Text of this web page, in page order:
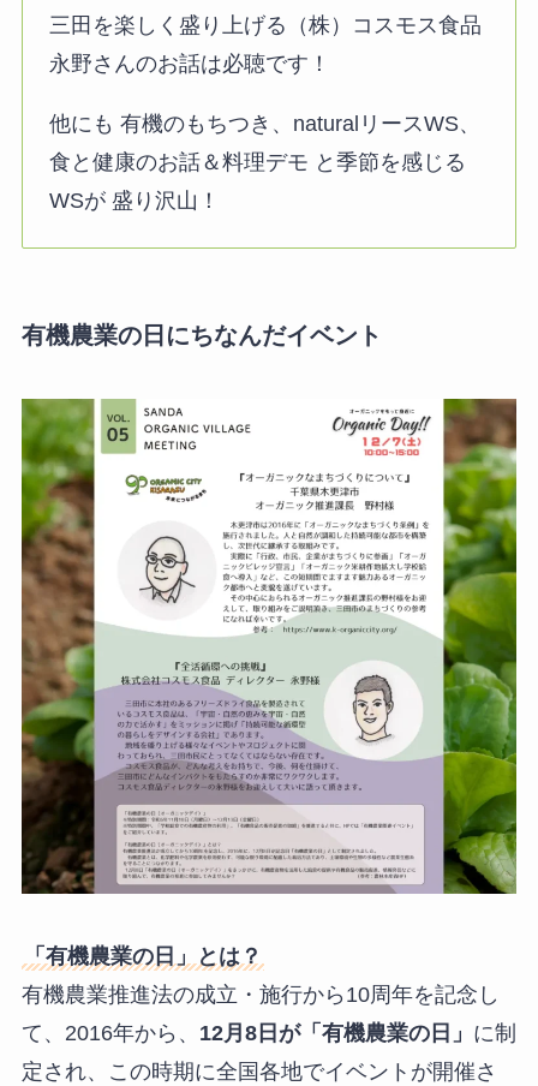
三田を楽しく盛り上げる（株）コスモス食品
永野さんのお話は必聴です！
他にも 有機のもちつき、naturalリースWS、
食と健康のお話＆料理デモ と季節を感じる
WSが 盛り沢山！
有機農業の日にちなんだイベント
「有機農業の日」とは？
有機農業推進法の成立・施行から10周年を記念し
て、2016年から、 12月8日が「有機農業の日」 に制
定され、この時期に全国各地でイベントが開催さ